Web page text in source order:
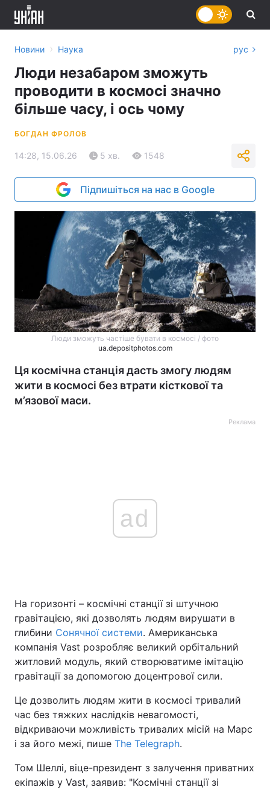
Україна Політика
Економіка Світ
Спорт Наука
Техно і зв'язок Лайт
Зброя Інциденти
Туризм
Цікавинки Погода
Новини › Наука рус
Люди незабаром зможуть
проводити в космосі значно
більше часу, і ось чому
БОГДАН ФРОЛОВ
14:28, 15.06.26 5 хв. 1548
Підпишіться на нас в Google
Люди зможуть частіше бувати в космосі / фото
ua.depositphotos.com
Ця космічна станція дасть змогу людям
жити в космосі без втрати кісткової та
м’язової маси.
Реклама
ad
На горизонті – космічні станції зі штучною
гравітацією, які дозволять людям вирушати в
глибини Сонячної системи. Американська
компанія Vast розробляє великий орбітальний
житловий модуль, який створюватиме імітацію
гравітації за допомогою доцентрової сили.
Це дозволить людям жити в космосі тривалий
час без тяжких наслідків невагомості,
відкриваючи можливість тривалих місій на Марс
і за його межі, пише The Telegraph.
Том Шеллі, віце-президент з залучення приватних
екіпажів у Vast, заявив: "Космічні станції зі